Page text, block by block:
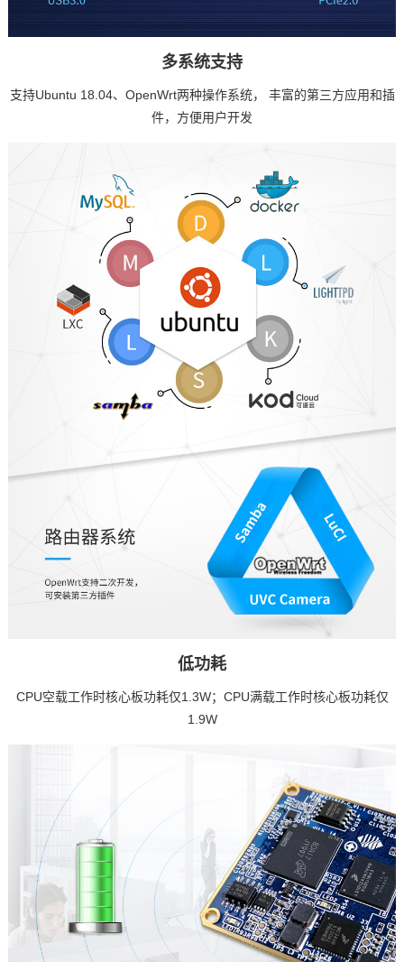
多系统支持
支持Ubuntu 18.04、OpenWrt两种操作系统， 丰富的第三方应用和插
件，方便用户开发
低功耗
CPU空载工作时核心板功耗仅1.3W；CPU满载工作时核心板功耗仅
1.9W